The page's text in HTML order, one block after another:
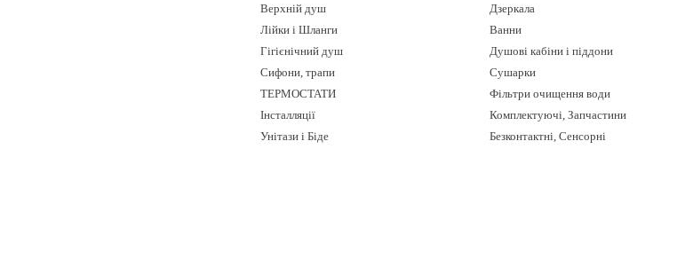
Скільки місця повинно бути навколо унітаза?
використовувати.
viber telegram 0687907700 - підбірати гігієнічний душ
Верхній душ
Лійки і Шланги
Гігієнічний душ
Сифони, трапи
ТЕРМОСТАТИ
Інсталляції
Унітази і Біде
Дзеркала
Ванни
Душові кабіни і піддони
Сушарки
Фільтри очищення води
Комплектуючі, Запчастини
Безконтактні, Сенсорні